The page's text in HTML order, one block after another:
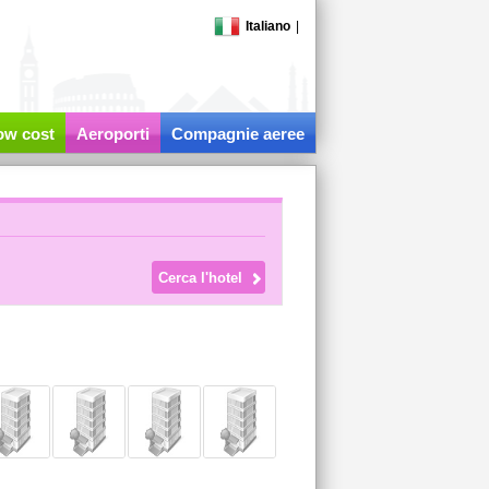
Italiano
cost Aeroporti Compagnie aeree